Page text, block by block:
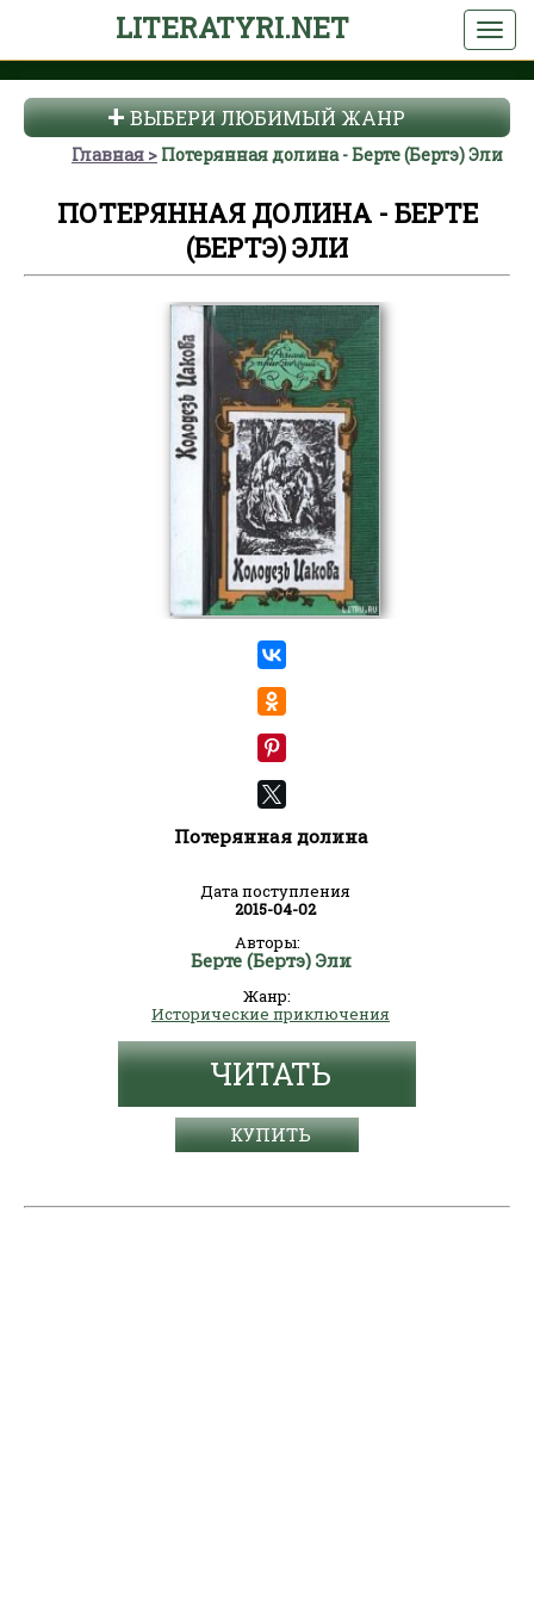
LITERATYRI.NET
ВЫБЕРИ ЛЮБИМЫЙ ЖАНР
Главная Потерянная долина - Берте (Бертэ) Эли
ПОТЕРЯННАЯ ДОЛИНА - БЕРТЕ
(БЕРТЭ) ЭЛИ
Потерянная долина
Дата поступления
2015-04-02
Авторы:
Берте (Бертэ) Эли
Жанр:
Исторические приключения
ЧИТАТЬ
КУПИТЬ